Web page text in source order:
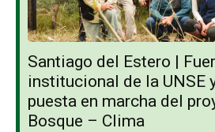
Santiago del Estero |
institucional de la UNSE
puesta en marcha del
Bosque – Clima